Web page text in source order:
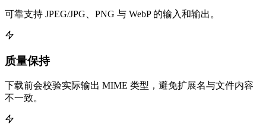
可靠支持 JPEG/JPG、PNG 与 WebP 的输入和输出。
质量保持
下载前会校验实际输出 MIME 类型，避免扩展名与文件内容
不一致。